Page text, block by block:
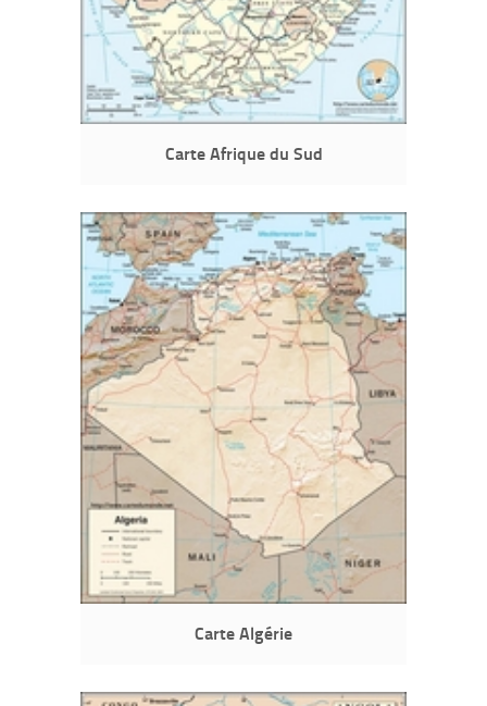
Carte Afrique du Sud
Carte Algérie